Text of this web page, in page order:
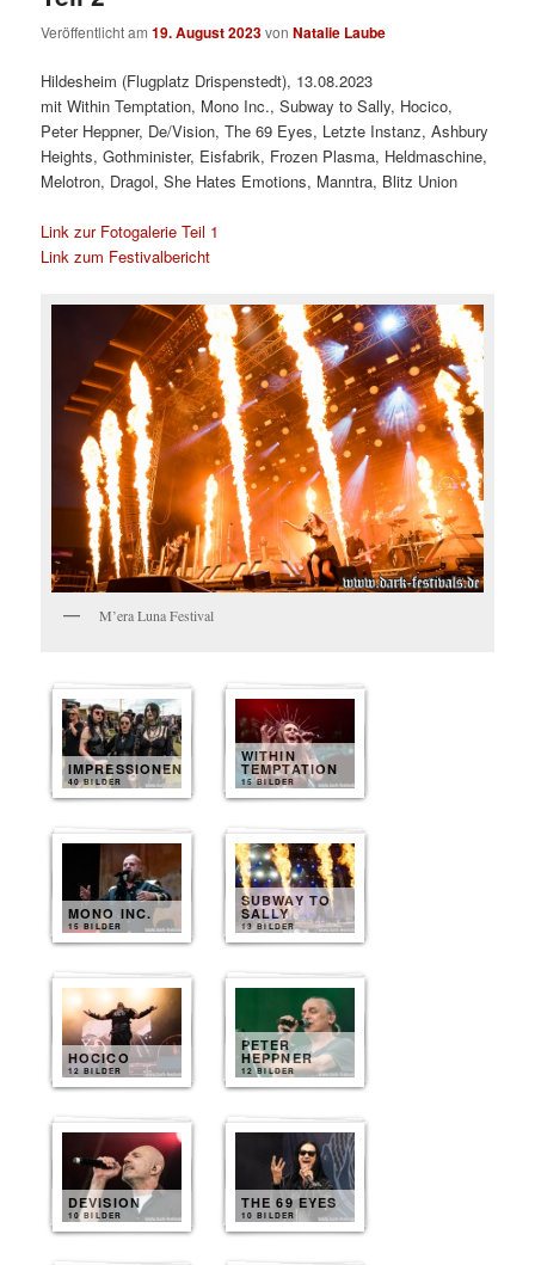
Veröffentlicht am19. August 2023vonNatalie Laube
Hildesheim (Flugplatz Drispenstedt), 13.08.2023
mit Within Temptation, Mono Inc., Subway to Sally, Hocico,
Peter Heppner, De/Vision, The 69 Eyes, Letzte Instanz, Ashbury
Heights, Gothminister, Eisfabrik, Frozen Plasma, Heldmaschine,
Melotron, Dragol, She Hates Emotions, Manntra, Blitz Union
Link zur Fotogalerie Teil 1
Link zum Festivalbericht
M’era Luna Festival
IMPRESSIONEN
40 BILDER
WITHIN
TEMPTATION
15 BILDER
MONO INC.
15 BILDER
SUBWAY TO
SALLY
13 BILDER
HOCICO
12 BILDER
PETER
HEPPNER
12 BILDER
DEVISION
10 BILDER
THE 69 EYES
10 BILDER